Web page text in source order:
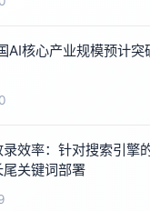
AI核心产业规模预计突
效率：针对搜索引擎
关键词部署